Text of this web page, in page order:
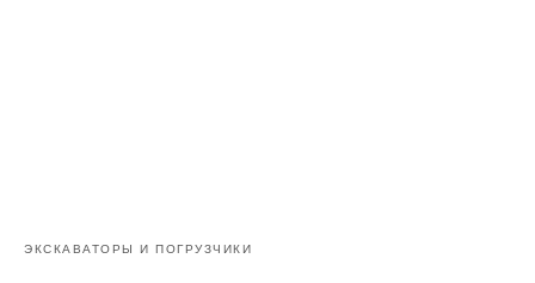
ЭКСКАВАТОРЫ И ПОГРУЗЧИКИ